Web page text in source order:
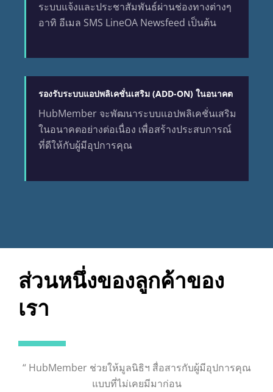
ระบบแจ้งและประชาสัมพันธ์ผ่านช่องทางต่างๆ
อาทิ อีเมล SMS LineOA Newsfeed เป็นต้น
รองรับระบบแอปพลิเคชั่นเสริม (ADD-ON) ในอนาคต
HubMember จะพัฒนาระบบแอปพลิเคชั่นเสริม
ในอนาคตอย่างต่อเนื่อง เพื่อสร้างประสบการณ์
ที่ดีให้กับผู้มีอุปการคุณ
ส่วนหนึ่งของลูกค้าของ
เรา
“ HubMember ช่วยให้มูลนิธิฯ​ สื่อสารกับผู้มีอุปการคุณ
แบบที่ไม่เคยมีมาก่อน